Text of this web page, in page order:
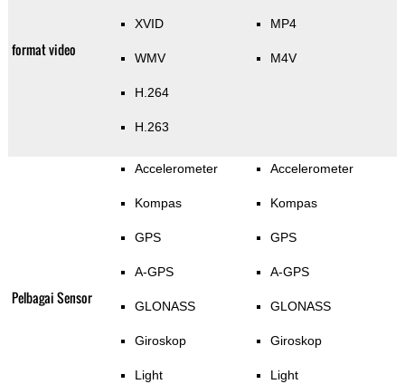
format video
XVID
WMV
H.264
H.263
MP4
M4V
Pelbagai Sensor
Accelerometer
Kompas
GPS
A-GPS
GLONASS
Giroskop
Light
Accelerometer
Kompas
GPS
A-GPS
GLONASS
Giroskop
Light